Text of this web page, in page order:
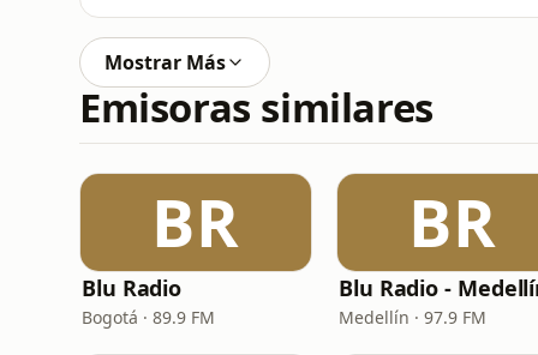
Mostrar Más
Emisoras similares
BR
Blu Radio
Bogotá · 89.9 FM
BR
Blu Radio -
Medellín · 97.9 FM